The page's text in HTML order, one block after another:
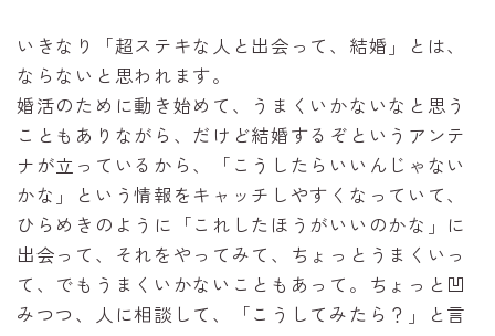
いきなり「超ステキな人と出会って、結婚」とは、
ならないと思われます。
婚活のために動き始めて、うまくいかないなと思う
こともありながら、だけど結婚するぞというアンテ
ナが立っているから、「こうしたらいいんじゃない
かな」という情報をキャッチしやすくなっていて、
ひらめきのように「これしたほうがいいのかな」に
出会って、それをやってみて、ちょっとうまくいっ
て、でもうまくいかないこともあって。ちょっと凹
みつつ、人に相談して、「こうしてみたら？」と言